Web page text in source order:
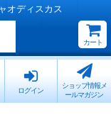
オディスカス
カート
ログイン
ショップ情報メ
ールマガジン